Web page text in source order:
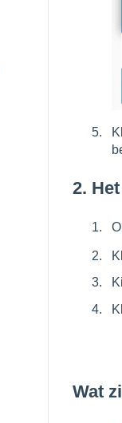
2.
Wat